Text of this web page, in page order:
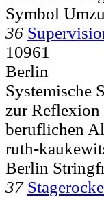
Symbol
36
10961
Berlin
Systemische
zur Reflexion
beruflichen
ruth-
Berlin
37